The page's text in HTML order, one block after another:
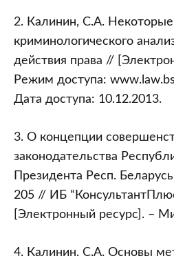
2. Калинин, С.А.
криминологического
действия права //
Режим доступа:
Дата доступа: 10.12.2013.
3. О концепции
законодательства
Президента Респ.
205 // ИБ
[Электронный ресурс]. –
4. Калинин, С.А. Основы